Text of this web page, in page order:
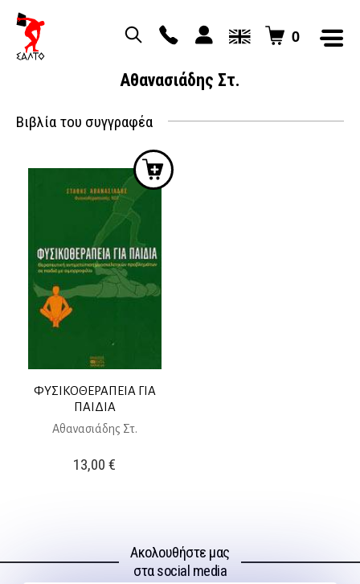
0
Αθανασιάδης Στ.
Βιβλία του συγγραφέα
ΦΥΣΙΚΟΘΕΡΑΠΕΙΑ ΓΙΑ
ΠΑΙΔΙΑ
Αθανασιάδης Στ.
13,00€
Ακολουθήστε μας
στα social media